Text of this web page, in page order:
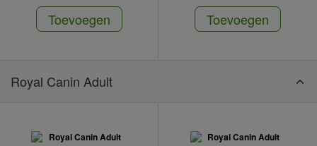
Toevoegen Toevoegen
Royal Canin Adult